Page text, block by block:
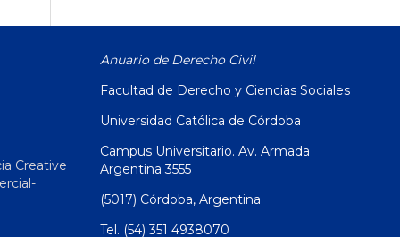
Creative
Anuario de Derecho Civil
Facultad de Derecho y Ciencias Sociales
Universidad Católica de Córdoba
Campus Universitario. Av. Armada
Argentina 3555
(5017) Córdoba, Argentina
Tel. (54) 351 4938070